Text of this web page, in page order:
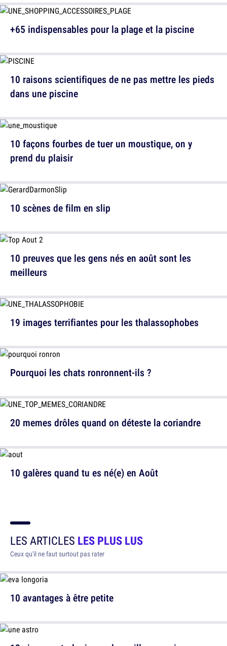
10 raisons scientifiques de ne pas mettre les pieds
dans une piscine
10 scènes de film en slip
19 images terrifiantes pour les thalassophobes
20 memes drôles quand on déteste la coriandre
+65 indispensables pour la plage et la piscine
10 façons fourbes de tuer un moustique, on y
prend du plaisir
10 preuves que les gens nés en août sont les
meilleurs
Pourquoi les chats ronronnent-ils ?
10 galères quand tu es né(e) en Août
LES ARTICLES LES PLUS LUS
Ceux qu'il ne faut surtout pas rater
10 avantages à être petite